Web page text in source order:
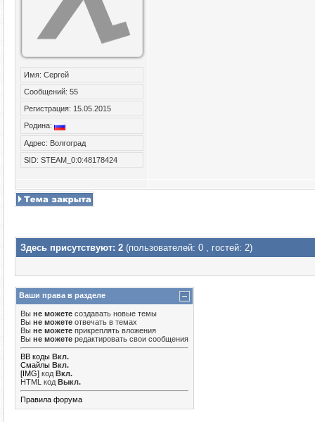
Имя: Сергей
Сообщений: 55
Регистрация: 15.05.2015
Родина:
Адрес: Волгоград
SID: STEAM_0:0:48178424
Здесь присутствуют: 2 (пользователей: 0 , гостей: 2)
Ваши права в разделе
Вы не можете создавать новые темы
Вы не можете отвечать в темах
Вы не можете прикреплять вложения
Вы не можете редактировать свои сообщения
BB коды Вкл.
Смайлы Вкл.
[IMG] код Вкл.
HTML код Выкл.
Правила форума